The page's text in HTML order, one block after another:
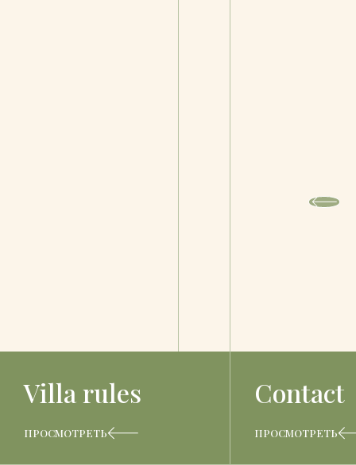
Villa rules
ПРОСМОТРЕТЬ
Contact
ПРОСМОТРЕТЬ